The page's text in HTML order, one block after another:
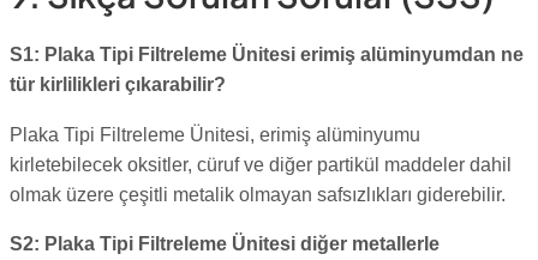
S1: Plaka Tipi Filtreleme Ünitesi erimiş alüminyumdan ne
tür kirlilikleri çıkarabilir?
Plaka Tipi Filtreleme Ünitesi, erimiş alüminyumu
kirletebilecek oksitler, cüruf ve diğer partikül maddeler dahil
olmak üzere çeşitli metalik olmayan safsızlıkları giderebilir.
S2: Plaka Tipi Filtreleme Ünitesi diğer metallerle